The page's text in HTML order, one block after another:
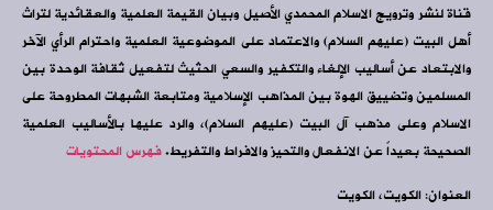
قناة لنشر وترويج الاسلام المحمدي الأصيل وبيان القيمة العلمية والعقائدية لتراث
أهل البيت (عليهم السلام) والاعتماد على الموضوعية العلمية واحترام الرأي الآخر
والابتعاد عن أساليب الإلغاء والتكفير والسعي الحثيث لتفعيل ثقافة الوحدة بين
المسلمين وتضييق الهوة بين المذاهب الإسلامية ومتابعة الشبهات المطروحة على
الاسلام وعلى مذهب آل البيت (عليهم السلام)، والرد عليها بالأساليب العلمية
الصحيحة بعيداً عن الانفعال والتحيز والافراط والتفريط.فهرس المحتويات
العنوان: الكويت، الكويت